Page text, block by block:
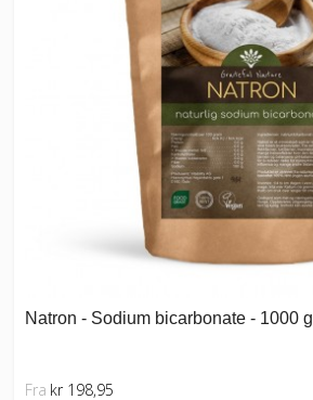
Natron - Sodium bicarbonate - 1000 g
Fra kr 198,95